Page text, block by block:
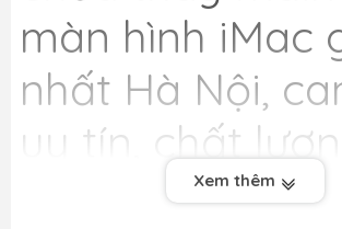
màn hình iMac
nhất Hà Nội,
uy tín, chất
hàng đầu.Xem thêm